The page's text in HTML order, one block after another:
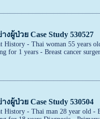
งผู้ป่วย Case Study 530527
History - Thai woman 55 years
for 1 years - Breast cancer
งผู้ป่วย Case Study 530504
History - Thai man 28 year old